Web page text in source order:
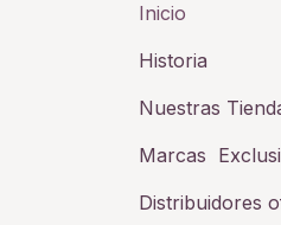
Inicio
Historia​
Nuestras
Marcas
Distribuidores